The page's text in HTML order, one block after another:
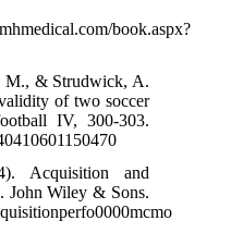
https://
19. McGregor,
(2002). The
skills tests.
20.
performance
https://